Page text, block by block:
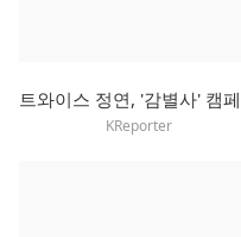
KReporter